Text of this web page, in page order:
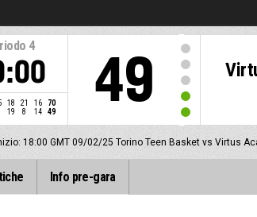
4
18 21 16
70
19 8 14 49 49
18:00 GMT 09/02/25 Torino Teen Basket vs Virtus
Info pre-gara